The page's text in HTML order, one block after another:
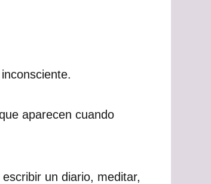
aparecen cuando
un diario, meditar,